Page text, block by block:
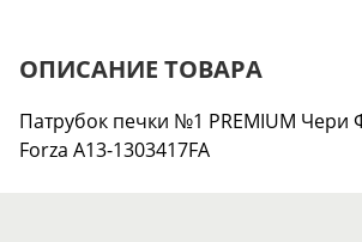
ОПИСАНИЕ ТОВАРА
Патрубок печки №1 PREMIUM Чери
Forza A13-1303417FA